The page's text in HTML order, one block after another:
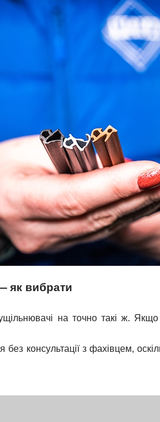
як вибрати
на точно такі ж.
консультації з фахівцем,